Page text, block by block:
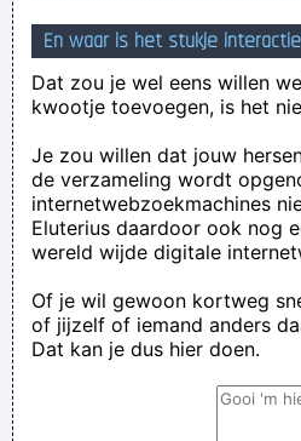
En waar is het stukje
Dat zou je wel eens willen
kwootje toevoegen, is het
Je zou willen dat jouw
de verzameling wordt
internetwebzoekmachines
Eluterius daardoor ook nog
wereld wijde digitale
Of je wil gewoon kortweg
of jijzelf of iemand anders
Dat kan je dus hier doen.